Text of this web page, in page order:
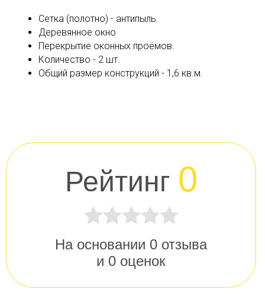
Сетка (полотно) - антипыль.
Деревянное окно
Перекрытие оконных проёмов.
Количество - 2 шт.
Общий размер конструкций - 1,6 кв.м.
Рейтинг 0
На основании 0 отзыва
и 0 оценок